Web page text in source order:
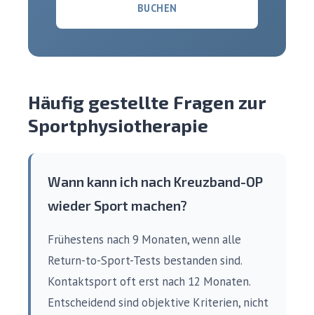
BUCHEN
Häufig gestellte Fragen zur
Sportphysiotherapie
Wann kann ich nach Kreuzband-OP
wieder Sport machen?
Frühestens nach 9 Monaten, wenn alle
Return-to-Sport-Tests bestanden sind.
Kontaktsport oft erst nach 12 Monaten.
Entscheidend sind objektive Kriterien, nicht